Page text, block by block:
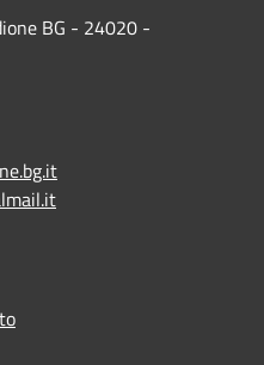
BG - 24020 -